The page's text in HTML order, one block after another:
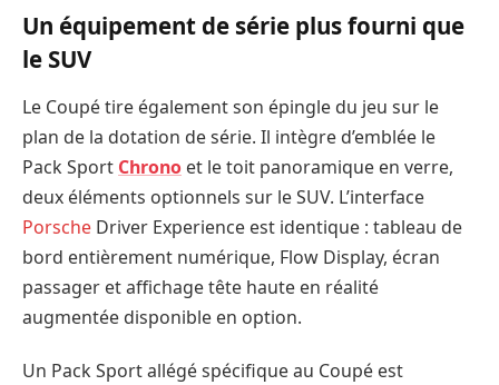
Un équipement de série plus fourni que
le SUV
Le Coupé tire également son épingle du jeu sur le
plan de la dotation de série. Il intègre d’emblée le
Pack Sport Chrono et le toit panoramique en verre,
deux éléments optionnels sur le SUV. L’interface
Porsche Driver Experience est identique : tableau de
bord entièrement numérique, Flow Display, écran
passager et affichage tête haute en réalité
augmentée disponible en option.
Un Pack Sport allégé spécifique au Coupé est